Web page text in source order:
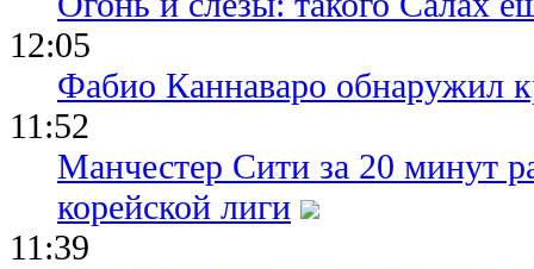
12:05
Фабио Каннаваро обнаружил
11:52
Манчестер Сити за 20 минут
корейской лиги
11:39